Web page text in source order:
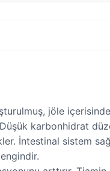
jöle
karbonhidrat
İntestinal sistem